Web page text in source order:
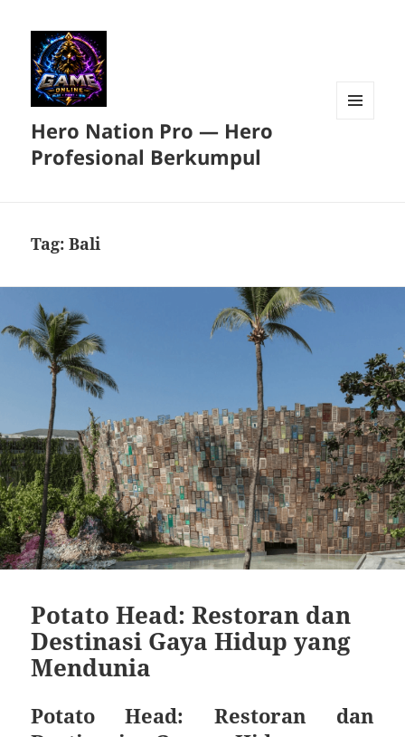
Hero Nation Pro — Hero
Profesional Berkumpul
Tag:Bali
Potato Head: Restoran dan
Destinasi Gaya Hidup yang
Mendunia
Potato Head: Restoran dan